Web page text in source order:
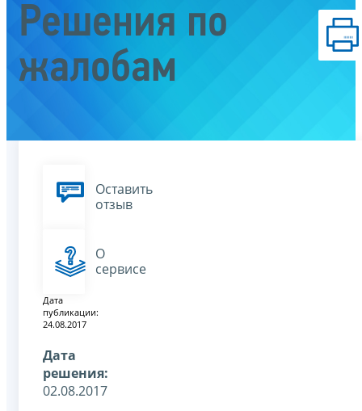
Решения по
жалобам
Оставить
отзыв
О
сервисе
Дата
публикации:
24.08.2017
Дата
решения:
02.08.2017